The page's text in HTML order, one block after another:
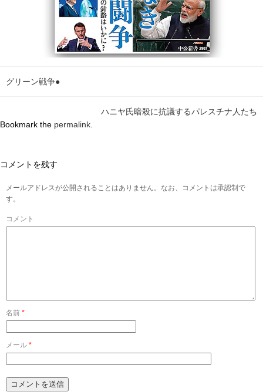
グリーン戦争●
ハニヤ氏暗殺に抗議するパレスチナ人たち
Bookmark the permalink
コメントを残す
メールアドレスが公開されることはありません。なお、コメントは承認制で
す。
コメント
名前 *
メール *